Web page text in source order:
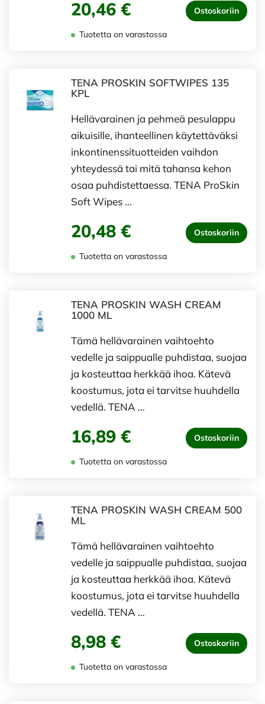
20,46 € Ostoskoriin
Tuotetta on varastossa
TENA PROSKIN SOFTWIPES 135
KPL
Hellävarainen ja pehmeä pesulappu
aikuisille, ihanteellinen käytettäväksi
inkontinenssituotteiden vaihdon
yhteydessä tai mitä tahansa kehon
osaa puhdistettaessa. TENA ProSkin
Soft Wipes …
20,48 € Ostoskoriin
Tuotetta on varastossa
TENA PROSKIN WASH CREAM
1000 ML
Tämä hellävarainen vaihtoehto
vedelle ja saippualle puhdistaa, suojaa
ja kosteuttaa herkkää ihoa. Kätevä
koostumus, jota ei tarvitse huuhdella
vedellä. TENA …
16,89 € Ostoskoriin
Tuotetta on varastossa
TENA PROSKIN WASH CREAM 500
ML
Tämä hellävarainen vaihtoehto
vedelle ja saippualle puhdistaa, suojaa
ja kosteuttaa herkkää ihoa. Kätevä
koostumus, jota ei tarvitse huuhdella
vedellä. TENA …
8,98 € Ostoskoriin
Tuotetta on varastossa